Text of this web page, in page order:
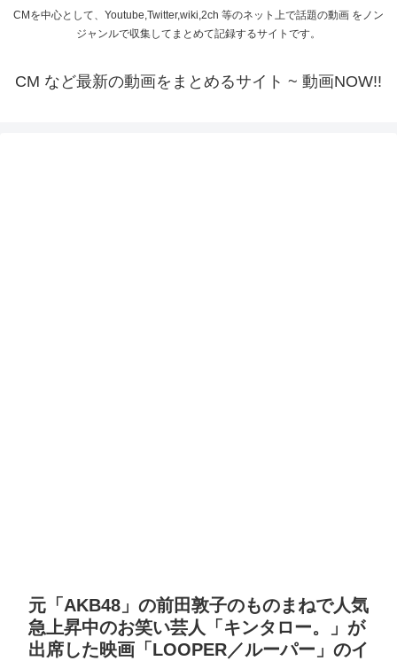
CMを中心として、Youtube,Twitter,wiki,2ch 等のネット上で話題の動画 をノン
ジャンルで収集してまとめて記録するサイトです。
CM など最新の動画をまとめるサイト ~ 動画NOW!!
元「AKB48」の前田敦子のものまねで人気
急上昇中のお笑い芸人「キンタロー。」が
出席した映画「LOOPER／ルーパー」のイ